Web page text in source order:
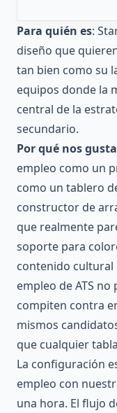
Para quién es:
diseño que
tan bien como su
equipos donde la
central de la
secundario.
Por qué nos gusta
empleo como un
como un tablero
constructor de
que realmente
soporte para
contenido cultural
empleo de ATS
compiten contra
mismos
que cualquier
La configuración
empleo con
una hora. El flujo